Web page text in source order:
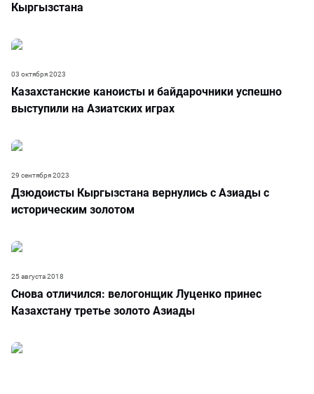
Кыргызстана
Казахстанские каноисты и байдарочники успешно
выступили на Азиатских играх
03 октября 2023
Дзюдоисты Кыргызстана вернулись с Азиады с
историческим золотом
29 сентября 2023
Снова отличился: велогонщик Луценко принес
Казахстану третье золото Азиады
25 августа 2018